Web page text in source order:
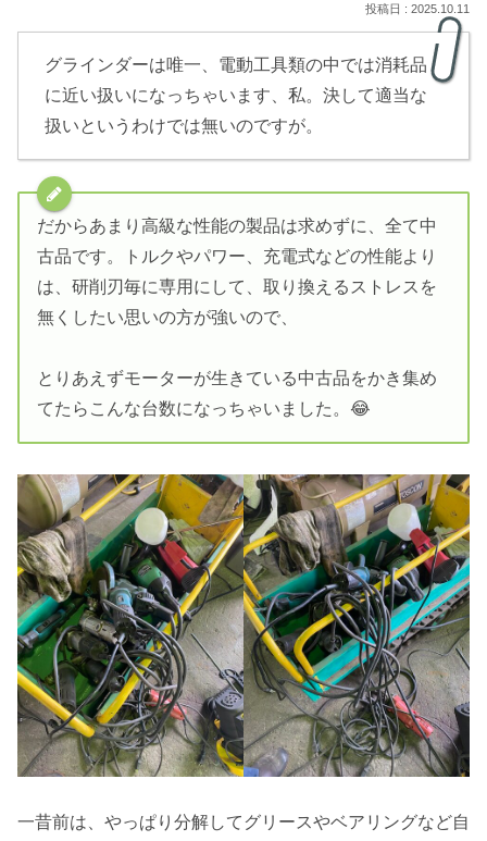
2025.10.11
グラインダーは唯一、電動工具類の中では消耗品
に近い扱いになっちゃいます、私。決して適当な
扱いというわけでは無いのですが。
だからあまり高級な性能の製品は求めずに、全て中
古品です。トルクやパワー、充電式などの性能より
は、研削刃毎に専用にして、取り換えるストレスを
無くしたい思いの方が強いので、
とりあえずモーターが生きている中古品をかき集め
てたらこんな台数になっちゃいました。😂
一昔前は、やっぱり分解してグリースやベアリングなど自